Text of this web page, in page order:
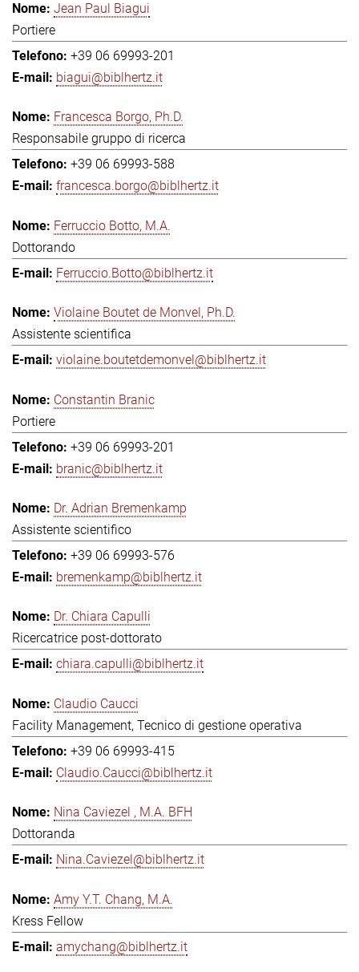
Jean Paul Biagui
Portiere
+39 06 69993-201
biagui@biblhertz.it
Francesca Borgo, Ph.D.
Responsabile gruppo di ricerca
+39 06 69993-588
francesca.borgo@biblhertz.it
Ferruccio Botto, M.A.
Dottorando
Ferruccio.Botto@biblhertz.it
Violaine Boutet de Monvel, Ph.D.
Assistente scientifica
violaine.boutetdemonvel@biblhertz.it
Constantin Branic
Portiere
+39 06 69993-201
branic@biblhertz.it
Dr. Adrian Bremenkamp
Assistente scientifico
+39 06 69993-576
bremenkamp@biblhertz.it
Dr. Chiara Capulli
Ricercatrice post-dottorato
chiara.capulli@biblhertz.it
Claudio Caucci
Facility Management, Tecnico di gestione operativa
+39 06 69993-415
Claudio.Caucci@biblhertz.it
Nina Caviezel , M.A. BFH
Dottoranda
Nina.Caviezel@biblhertz.it
Amy Y.T. Chang, M.A.
Kress Fellow
amychang@biblhertz.it